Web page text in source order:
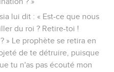
lui dit : « Est-ce que nous
du roi ? Retire-toi !
» Le prophète se retira en
de te détruire, puisque
tu n'as pas écouté mon